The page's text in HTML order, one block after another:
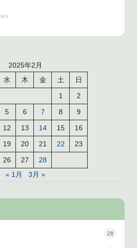
2025年2月
水 木 金 土
日
1
2
5 6 7 8
9
12 13 14 15
16
19 20 21 22
23
26 27
28
« 1月
3月 »
28